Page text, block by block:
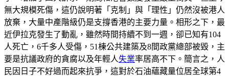
無大規模死傷，這仍說明著「克制」與「理性」仍然沒被港人
放棄，大量中產階級仍是支撐香港的主要力量。相形之下，最
近伊拉克發生了動亂，雖然時間持續不到一週，卻已知有104
人死亡，6千多人受傷，51棟公共建築及8間政黨總部被毀，主
要是抗議政府的貪腐以及年輕人失業率居高不下。簡言之，人
民因日子不好過而起來抗爭，這對於石油蘊藏量位居全球第4